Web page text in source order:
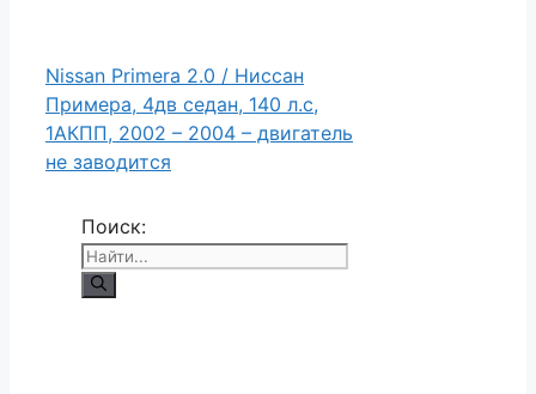
Nissan Primera 2.0 / Ниссан
Примера, 4дв седан, 140 л.с,
1АКПП, 2002 – 2004 – двигатель
не заводится
Поиск: